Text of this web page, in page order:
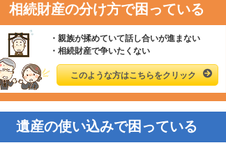
相続財産の分け方で困っている
・親族が揉めていて話し合いが進まない
・相続財産で争いたくない
このような方はこちらをクリック
遺産の使い込みで困っている